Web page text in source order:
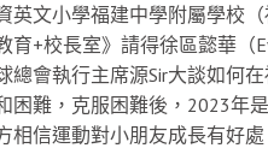
英文小學福建中學附屬學校
育+校長室》請得徐區懿華（
總會執行主席源Sir大談如何
困難，克服困難後，2023年
相信運動對小朋友成長有好